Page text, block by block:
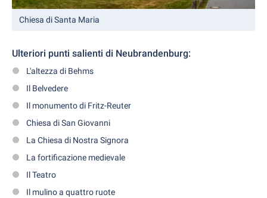
Chiesa di Santa Maria
Ulteriori punti salienti di Neubrandenburg:
L'altezza di Behms
Il Belvedere
Il monumento di Fritz-Reuter
Chiesa di San Giovanni
La Chiesa di Nostra Signora
La fortificazione medievale
Il Teatro
Il mulino a quattro ruote